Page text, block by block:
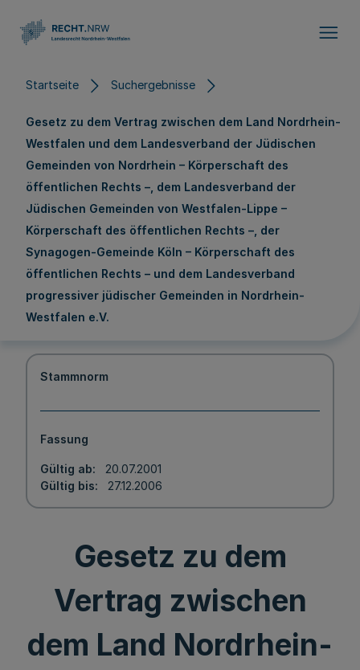
Startseite Suchergebnisse
Gesetz zu dem Vertrag zwischen dem Land Nordrhein-
Westfalen und dem Landesverband der Jüdischen
Gemeinden von Nordrhein – Körperschaft des
öffentlichen Rechts –, dem Landesverband der
Jüdischen Gemeinden von Westfalen-Lippe –
Körperschaft des öffentlichen Rechts –, der
Synagogen-Gemeinde Köln – Körperschaft des
öffentlichen Rechts – und dem Landesverband
progressiver jüdischer Gemeinden in Nordrhein-
Westfalen e.V.
Stammnorm
Fassung
Gültig ab
20.07.2001
Gültig bis
27.12.2006
Gesetz zu dem
Vertrag zwischen
dem Land Nordrhein-